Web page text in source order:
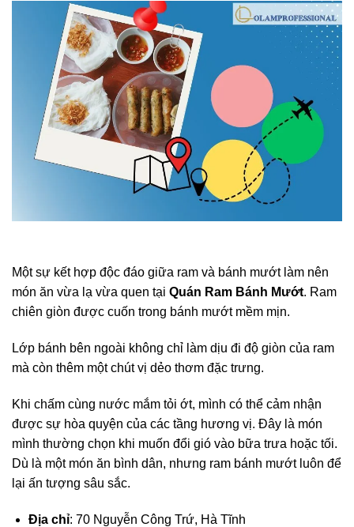
Một sự kết hợp độc đáo giữa ram và bánh mướt làm nên
món ăn vừa lạ vừa quen tại Quán Ram Bánh Mướt. Ram
chiên giòn được cuốn trong bánh mướt mềm mịn.
Lớp bánh bên ngoài không chỉ làm dịu đi độ giòn của ram
mà còn thêm một chút vị dẻo thơm đặc trưng.
Khi chấm cùng nước mắm tỏi ớt, mình có thể cảm nhận
được sự hòa quyện của các tầng hương vị. Đây là món
mình thường chọn khi muốn đổi gió vào bữa trưa hoặc tối.
Dù là một món ăn bình dân, nhưng ram bánh mướt luôn để
lại ấn tượng sâu sắc.
Địa chỉ: 70 Nguyễn Công Trứ, Hà Tĩnh